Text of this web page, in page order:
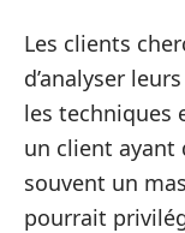
Les clients
d’analyser
les techniques
un client ayant
souvent un
pourrait